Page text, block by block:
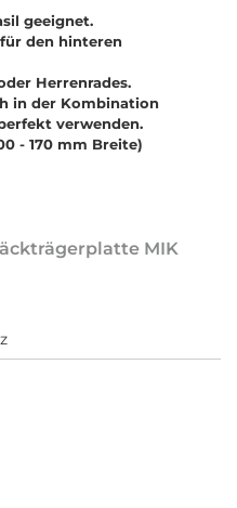
geeignet.
den hinteren
Herrenrades.
in der Kombination
verwenden.
- 170 mm Breite)
MIK